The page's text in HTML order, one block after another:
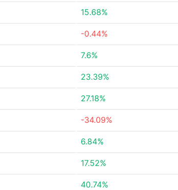
15.68%
-0.44%
7.6%
23.39%
27.18%
-34.09%
6.84%
17.52%
40.74%